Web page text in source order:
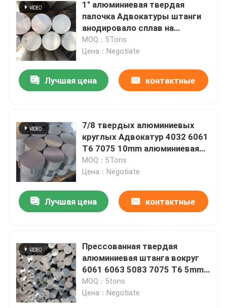
Продукция
Ролики
1" алюминиевая твердая
палочка Адвокатуры штанги
анодировало сплав на
спортивный инвентарь 4mm 5
Mm
MOQ：5Tons
Цена：Negotiate
Лучшая цена контактные
7/8 твердых алюминиевых
круглых Адвокатур 4032 6061
T6 7075 10mm алюминиевая
штанга
MOQ：5Tons
Цена：Negotiate
Лучшая цена контактные
Прессованная твердая
алюминиевая штанга вокруг
6061 6063 5083 7075 T6 5mm
8mm 10mm 12mm 20mm
MOQ：5tons
Цена：Negotiate